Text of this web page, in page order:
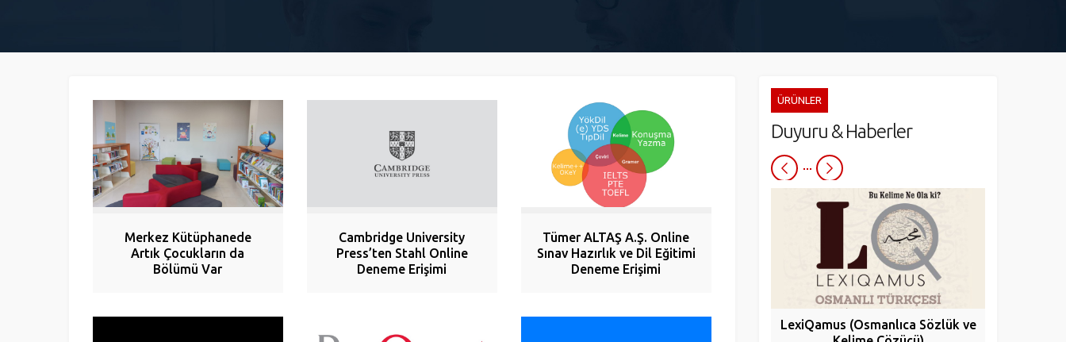
Merkez Kütüphanede
Artık Çocukların da
Bölümü Var
Cambridge University
Press’ten Stahl Online
Deneme Erişimi
Tümer ALTAŞ A.Ş. Online
Sınav Hazırlık ve Dil Eğitimi
Deneme Erişimi
ÜRÜNLER
Duyuru & Haberler
LexiQamus (Osmanlıca Sözlük ve